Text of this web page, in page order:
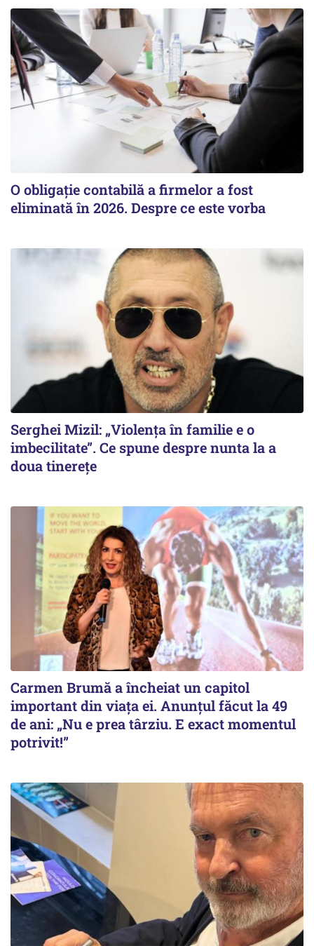
O obligație contabilă a firmelor a fost
eliminată în 2026. Despre ce este vorba
Serghei Mizil: „Violența în familie e o
imbecilitate”. Ce spune despre nunta la a
doua tinerețe
Carmen Brumă a încheiat un capitol
important din viața ei. Anunțul făcut la 49
de ani: „Nu e prea târziu. E exact momentul
potrivit!”